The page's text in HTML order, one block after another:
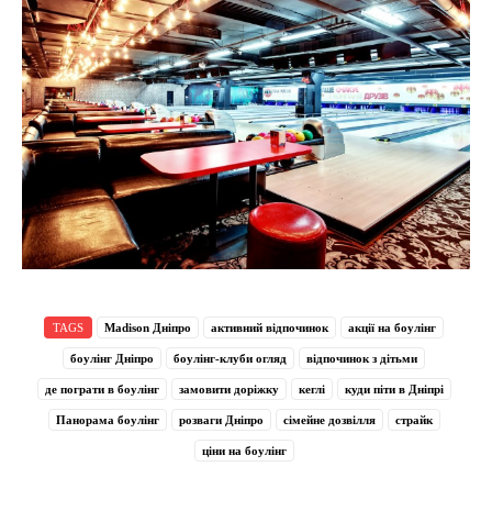
TAGS Madison Дніпро активний відпочинок акції на боулінг
боулінг Дніпро боулінг-клуби огляд відпочинок з дітьми
де пограти в боулінг замовити доріжку кеглі куди піти в Дніпрі
Панорама боулінг розваги Дніпро сімейне дозвілля страйк
ціни на боулінг